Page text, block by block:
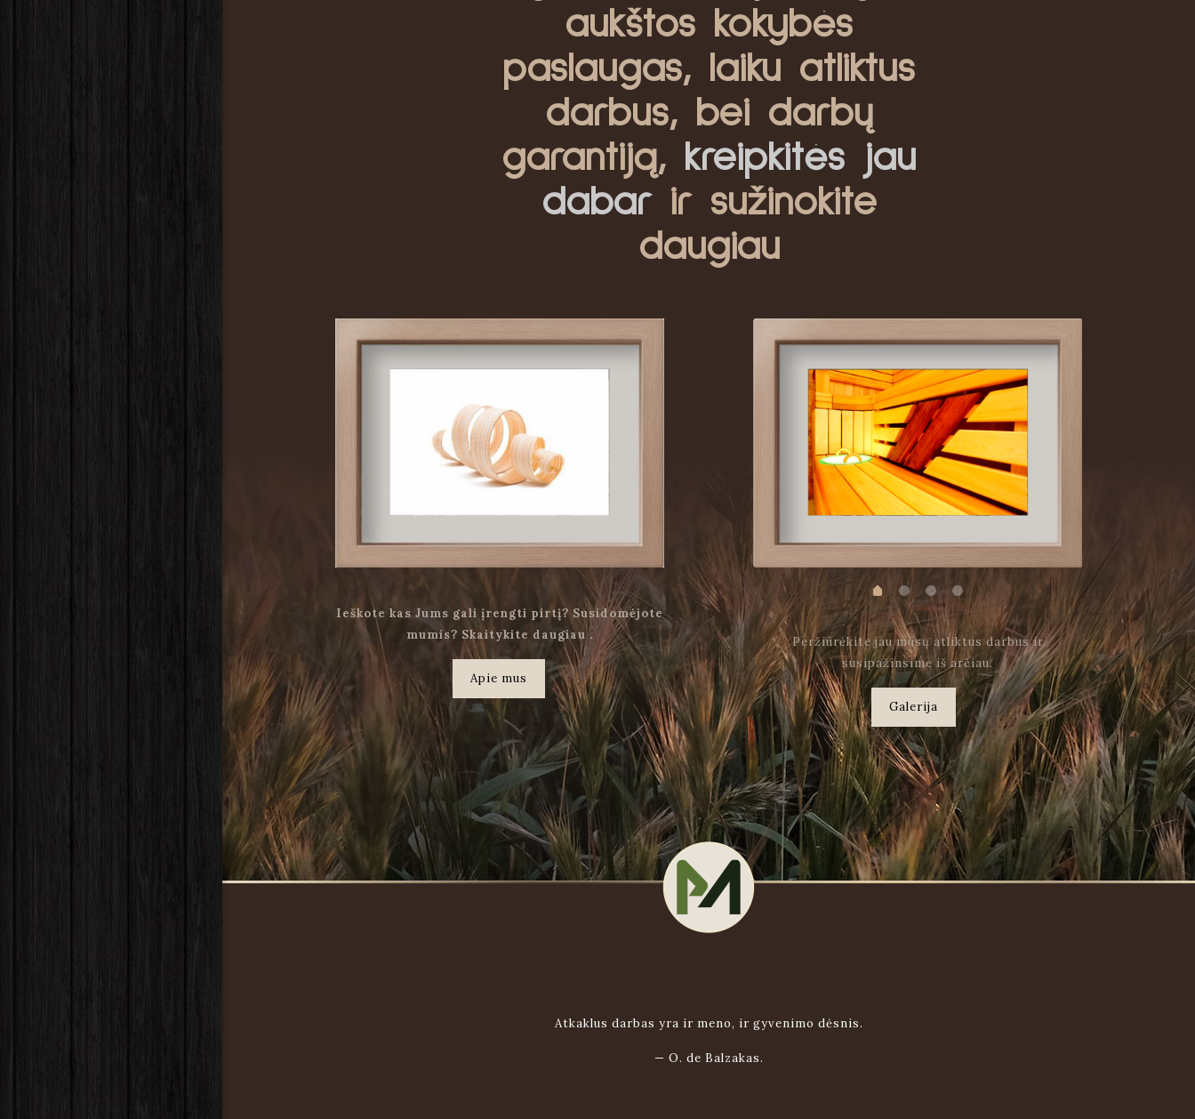
aukštos kokybės
paslaugas, laiku atliktus
darbus, bei darbų
garantiją, kreipkitės jau
dabarir sužinokite
daugiau
Ieškote kas Jums gali įrengti pirtį? Susidomėjote
mumis? Skaitykite daugiau .
.
Apie mus
Peržiūrėkite jau mūsų atliktus darbus ir
susipažinsime iš arčiau.
Galerija
Atkaklus darbas yra ir meno, ir gyvenimo dėsnis.
— O. de Balzakas.